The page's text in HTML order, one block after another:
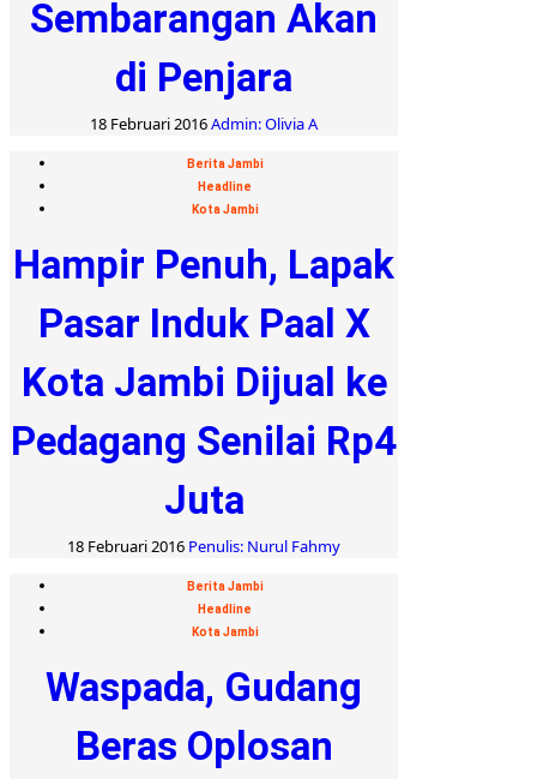
Sembarangan Akan
di Penjara
18 Februari 2016Admin: Olivia A
Berita Jambi
Headline
Kota Jambi
Hampir Penuh, Lapak
Pasar Induk Paal X
Kota Jambi Dijual ke
Pedagang Senilai Rp4
Juta
18 Februari 2016 Penulis: Nurul Fahmy
Berita Jambi
Headline
Kota Jambi
Waspada, Gudang
Beras Oplosan